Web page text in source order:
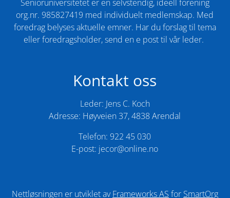
Senioruniversitetet er en selvstendig, ideell forening
org.nr. 985827419 med individuelt medlemskap. Med
foredrag belyses aktuelle emner. Har du forslag til tema
eller foredragsholder, send en e post til vår leder. ​
Kontakt oss
Leder: Jens C. Koch
Adresse: Høyveien 37, 4838 Arendal
Telefon: 922 45 030
E-post: jecor@online.no
Nettløsningen er utviklet avFrameworks AS for SmartOrg